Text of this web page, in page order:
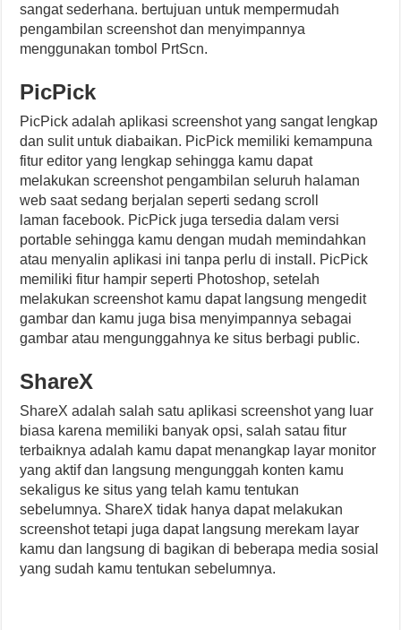
sangat sederhana. bertujuan untuk mempermudah
pengambilan screenshot dan menyimpannya
menggunakan tombol PrtScn.
PicPick
PicPick adalah aplikasi screenshot yang sangat lengkap
dan sulit untuk diabaikan. PicPick memiliki kemampuna
fitur editor yang lengkap sehingga kamu dapat
melakukan screenshot pengambilan seluruh halaman
web saat sedang berjalan seperti sedang scroll
laman facebook. PicPick juga tersedia dalam versi
portable sehingga kamu dengan mudah memindahkan
atau menyalin aplikasi ini tanpa perlu di install. PicPick
memiliki fitur hampir seperti Photoshop, setelah
melakukan screenshot kamu dapat langsung mengedit
gambar dan kamu juga bisa menyimpannya sebagai
gambar atau mengunggahnya ke situs berbagi public.
ShareX
ShareX adalah salah satu aplikasi screenshot yang luar
biasa karena memiliki banyak opsi, salah satau fitur
terbaiknya adalah kamu dapat menangkap layar monitor
yang aktif dan langsung mengunggah konten kamu
sekaligus ke situs yang telah kamu tentukan
sebelumnya. ShareX tidak hanya dapat melakukan
screenshot tetapi juga dapat langsung merekam layar
kamu dan langsung di bagikan di beberapa media sosial
yang sudah kamu tentukan sebelumnya.